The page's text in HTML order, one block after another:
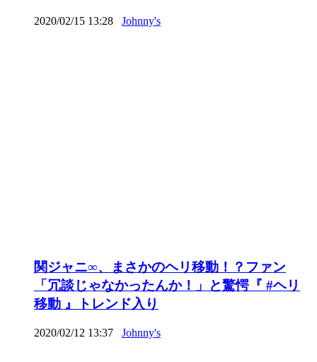
2020/02/15 13:28 Johnny's
関ジャニ∞、まさかのヘリ移動！？ファン
「冗談じゃなかったんか！」と驚愕『 #ヘリ
移動 』トレンド入り
2020/02/12 13:37 Johnny's